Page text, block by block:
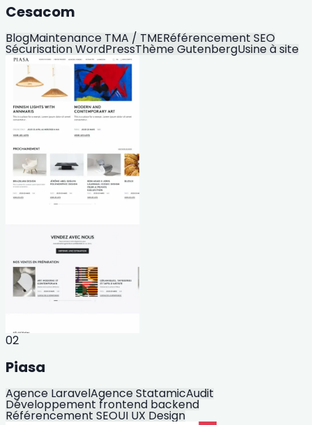
Cesacom
BlogMaintenance TMA / TMERéférencement SEO
Sécurisation WordPressThème GutenbergUsine à site
02
Piasa
Agence LaravelAgence StatamicAudit
Développement frontend backend
Référencement SEOUI UX Design